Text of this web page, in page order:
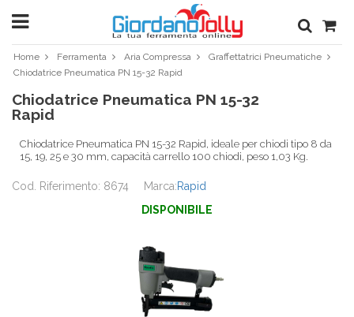
Home Ferramenta Aria Compressa
Graffettatrici Pneumatiche
Chiodatrice Pneumatica PN 15-32 Rapid
Chiodatrice Pneumatica PN 15-32
Rapid
Chiodatrice Pneumatica PN 15-32 Rapid, ideale per chiodi tipo 8 da
15, 19, 25 e 30 mm, capacità carrello 100 chiodi, peso 1,03 Kg.
Cod. Riferimento: 8674 Marca:Rapid
DISPONIBILE